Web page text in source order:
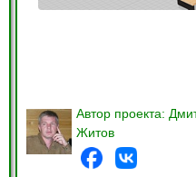
Автор проекта:
Житов